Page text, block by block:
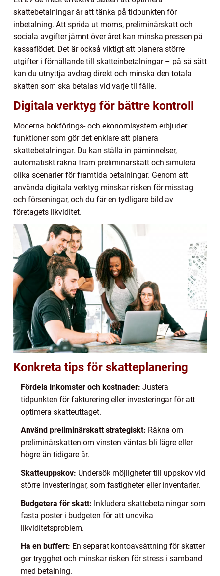
skattebetalningar är att tänka på tidpunkten för
inbetalning. Att sprida ut moms, preliminärskatt och
sociala avgifter jämnt över året kan minska pressen på
kassaflödet. Det är också viktigt att planera större
utgifter i förhållande till skatteinbetalningar – på så sätt
kan du utnyttja avdrag direkt och minska den totala
skatten som ska betalas vid varje tillfälle.
Digitala verktyg för bättre kontroll
Moderna bokförings- och ekonomisystem erbjuder
funktioner som gör det enklare att planera
skattebetalningar. Du kan ställa in påminnelser,
automatiskt räkna fram preliminärskatt och simulera
olika scenarier för framtida betalningar. Genom att
använda digitala verktyg minskar risken för misstag
och förseningar, och du får en tydligare bild av
företagets likviditet.
Konkreta tips för skatteplanering
Fördela inkomster och kostnader: Justera
tidpunkten för fakturering eller investeringar för att
optimera skatteuttaget.
Använd preliminärskatt strategiskt: Räkna om
preliminärskatten om vinsten väntas bli lägre eller
högre än tidigare år.
Skatteuppskov: Undersök möjligheter till uppskov vid
större investeringar, som fastigheter eller inventarier.
Budgetera för skatt: Inkludera skattebetalningar som
fasta poster i budgeten för att undvika
likviditetsproblem.
Ha en buffert: En separat kontoavsättning för skatter
ger trygghet och minskar risken för stress i samband
med betalning.